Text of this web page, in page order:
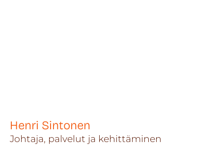
Henri Sintonen
Johtaja, palvelut ja kehittäminen